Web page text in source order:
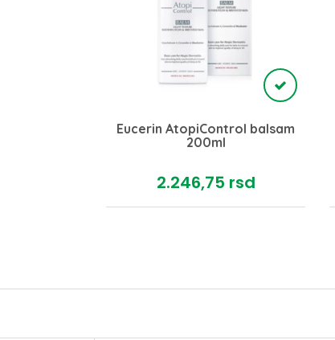
Eucerin AtopiControl balsam
200ml
2.246,75 rsd